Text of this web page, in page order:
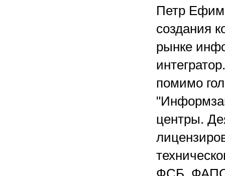
Петр
создания
рынке
помимо
центры.